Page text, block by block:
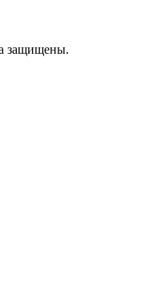
защищены.